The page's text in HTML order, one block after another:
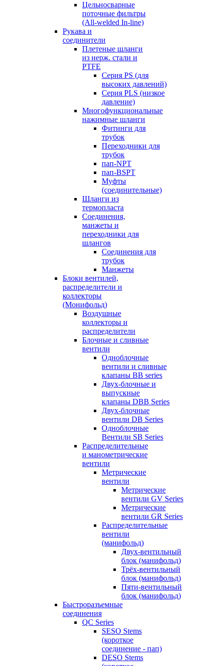
Цельносварные
поточные фильтры
(All-welded In-line)
Рукава и
соединители
Плетеные шланги
из нерж. стали и
PTFE
Серия PS (для
высоких давлений)
Серия PLS (низкое
давление)
Многофункциональные
нажимные шланги
Фитинги для
трубок
Переходники для
трубок
пап-NPT
пап-BSPT
Муфты
(соединительные)
Шланги из
термопласта
Соединения,
манжеты и
переходники для
шлангов
Соединения для
трубок
Манжеты
Блоки вентилей,
распределители и
коллекторы
(Монифольд)
Воздушные
коллекторы и
распределители
Блочные и сливные
вентили
Одноблочные
вентили и сливные
клапаны BB series
Двух-блочные и
выпускные
клапаны DBB Series
Двух-блочные
вентили DB Series
Одноблочные
Вентили SB Series
Распределительные
и манометрические
вентили
Метрические
вентили
Метрические
вентили GV Series
Метрические
вентили GR Series
Распределительные
вентили
(манифольд)
Двух-вентильный
блок (манифольд)
Трёх-вентильный
блок (манифольд)
Пяти-вентильный
блок (манифольд)
Быстроразъемные
соединения
QC Series
SESO Stems
(короткое
соединение - пап)
DESO Stems